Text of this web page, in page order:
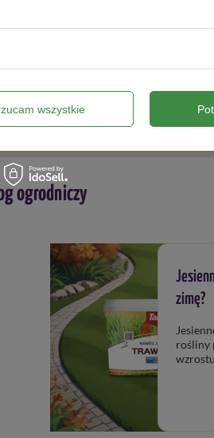
17,59 zł
WSZYSTKIE
ogrodniczy
zimę?
rośliny
wszystkie